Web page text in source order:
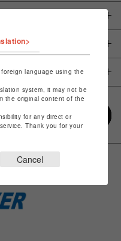
language using the
system, it may not be
the original content of the
for any direct or
Thank you for your
Cancel